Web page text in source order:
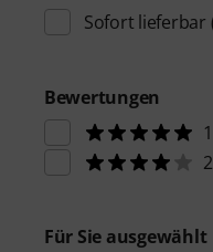
Sofort lieferbar
Bewertungen
2
Für Sie ausgewählt